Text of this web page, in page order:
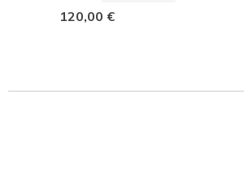
120,00 €